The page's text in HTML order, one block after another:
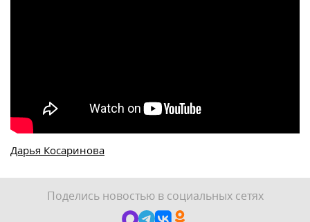
Дарья Косаринова
Поделись новостью в социальных сетях